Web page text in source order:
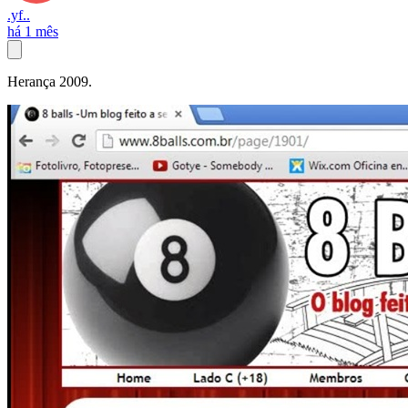
.yf..
há 1 mês
Herança 2009.